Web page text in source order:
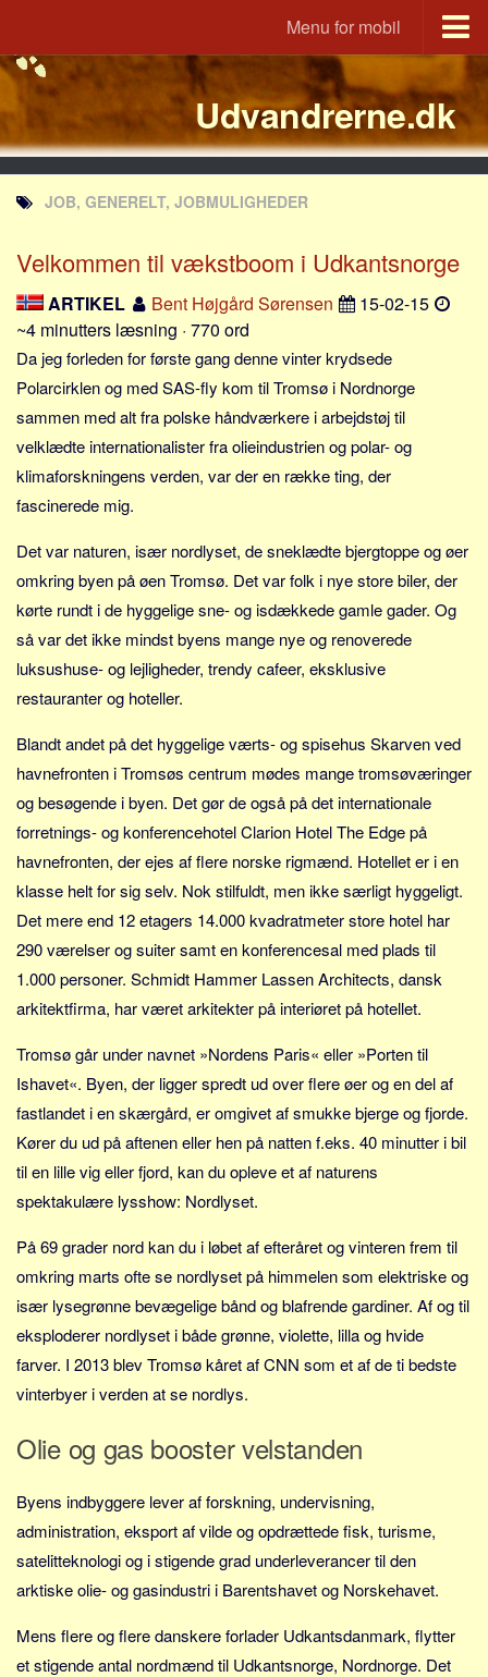
Menu for mobil
Portal
Udvandrerne.dk
Utvandrerne.no
Utvandrarna.se
Tyskland.dk
England.dk
JLKM.dk
Lande
Tyrkiet
Spanien
Sverige
Thailand
Grækenland
USA
Alle
Nøgleord
Bolig
Job
Virksomhed
Pension og opsparing
Forbrug
Social sikring og sundhed
Transport
Alle
Aspekter
Køb og salg
Jura og regler
Statistik
Praktisk
Alle
Meta
Dokumenttyper
Emner
Personer
Steder
Webstedet
Udvandrerne.dk
JOB, GENERELT, JOBMULIGHEDER
Velkommen til vækstboom i Udkantsnorge
ARTIKEL Bent Højgård Sørensen
15-02-15
~4 minutters læsning · 770 ord
Da jeg forleden for første gang denne vinter krydsede
Polarcirklen og med SAS-fly kom til Tromsø i Nordnorge
sammen med alt fra polske håndværkere i arbejdstøj til
velklædte internationalister fra olieindustrien og polar- og
klimaforskningens verden, var der en række ting, der
fascinerede mig.
Det var naturen, især nordlyset, de sneklædte bjergtoppe og øer
omkring byen på øen Tromsø. Det var folk i nye store biler, der
kørte rundt i de hyggelige sne- og isdækkede gamle gader. Og
så var det ikke mindst byens mange nye og renoverede
luksushuse- og lejligheder, trendy cafeer, eksklusive
restauranter og hoteller.
Blandt andet på det hyggelige værts- og spisehus Skarven ved
havnefronten i Tromsøs centrum mødes mange tromsøværinger
og besøgende i byen. Det gør de også på det internationale
forretnings- og konferencehotel Clarion Hotel The Edge på
havnefronten, der ejes af flere norske rigmænd. Hotellet er i en
klasse helt for sig selv. Nok stilfuldt, men ikke særligt hyggeligt.
Det mere end 12 etagers 14.000 kvadratmeter store hotel har
290 værelser og suiter samt en konferencesal med plads til
1.000 personer. Schmidt Hammer Lassen Architects, dansk
arkitektfirma, har været arkitekter på interiøret på hotellet.
Tromsø går under navnet »Nordens Paris« eller »Porten til
Ishavet«. Byen, der ligger spredt ud over flere øer og en del af
fastlandet i en skærgård, er omgivet af smukke bjerge og fjorde.
Kører du ud på aftenen eller hen på natten f.eks. 40 minutter i bil
til en lille vig eller fjord, kan du opleve et af naturens
spektakulære lysshow: Nordlyset.
På 69 grader nord kan du i løbet af efteråret og vinteren frem til
omkring marts ofte se nordlyset på himmelen som elektriske og
især lysegrønne bevægelige bånd og blafrende gardiner. Af og til
eksploderer nordlyset i både grønne, violette, lilla og hvide
farver. I 2013 blev Tromsø kåret af CNN som et af de ti bedste
vinterbyer i verden at se nordlys.
Olie og gas booster velstanden
Byens indbyggere lever af forskning, undervisning,
administration, eksport af vilde og opdrættede fisk, turisme,
satelitteknologi og i stigende grad underleverancer til den
arktiske olie- og gasindustri i Barentshavet og Norskehavet.
Mens flere og flere danskere forlader Udkantsdanmark, flytter
et stigende antal nordmænd til Udkantsnorge, Nordnorge. Det